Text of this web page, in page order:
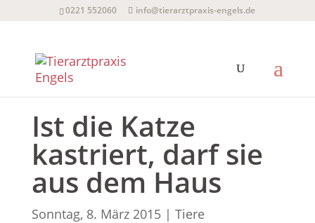
0221 552060 info@tierarztpraxis-engels.de
Ist die Katze
kastriert, darf sie
aus dem Haus
Sonntag, 8. März 2015| Tiere